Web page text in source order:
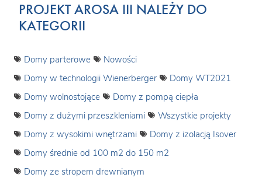
PROJEKT AROSA III NALEŻY DO
KATEGORII
Domy parterowe
Nowości
Domy w technologii Wienerberger
Domy WT2021
Domy wolnostojące
Domy z pompą ciepła
Domy z dużymi przeszkleniami
Wszystkie projekty
Domy z wysokimi wnętrzami
Domy z izolacją Isover
Domy średnie od 100 m2 do 150 m2
Domy ze stropem drewnianym